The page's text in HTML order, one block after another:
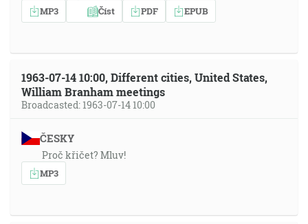
MP3 Číst PDF EPUB
1963-07-14 10:00, Different cities, United States,
William Branham meetings
Broadcasted: 1963-07-14 10:00
ČESKY
Proč křičet? Mluv!
MP3